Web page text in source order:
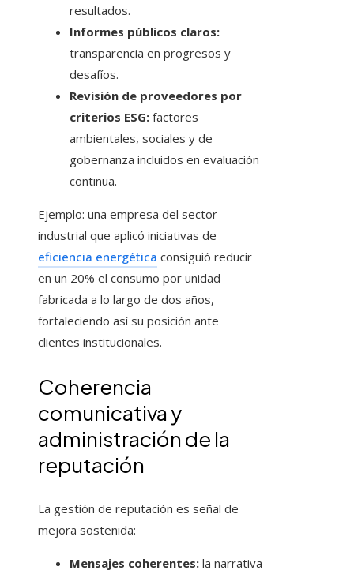
resultados.
Informes públicos claros:
transparencia en progresos y
desafíos.
Revisión de proveedores por
criterios ESG: factores
ambientales, sociales y de
gobernanza incluidos en evaluación
continua.
Ejemplo: una empresa del sector
industrial que aplicó iniciativas de
eficiencia energética consiguió reducir
en un 20% el consumo por unidad
fabricada a lo largo de dos años,
fortaleciendo así su posición ante
clientes institucionales.
Coherencia
comunicativa y
administración de la
reputación
La gestión de reputación es señal de
mejora sostenida:
Mensajes coherentes: la narrativa